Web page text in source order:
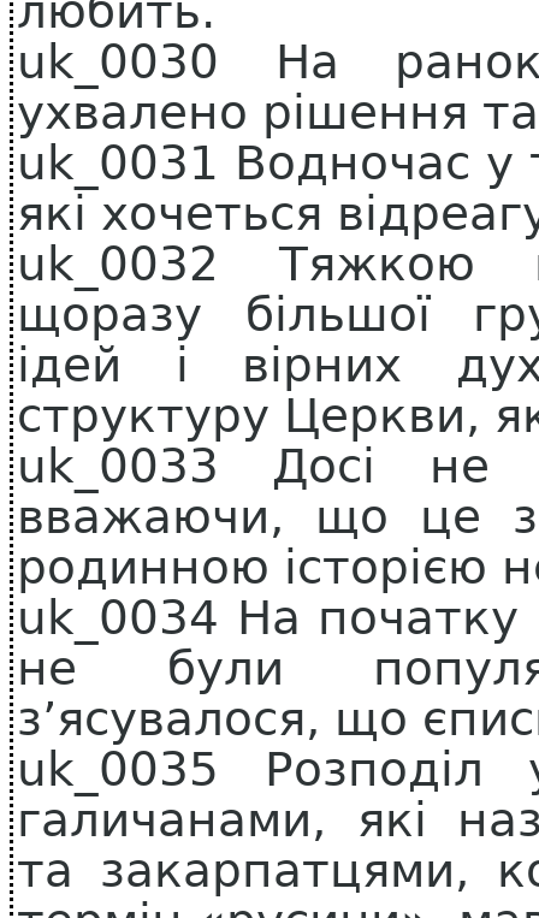
любить.
uk_0030 На
ухвалено рішення
uk_0031 Водночас у
які хочеться
uk_0032 Тяжкою
щоразу більшої
ідей і вірних
структуру Церкви,
uk_0033 Досі
вважаючи, що це
родинною історією
uk_0034 На початку
не були
з’ясувалося, що
uk_0035 Розподіл
галичанами, які
та закарпатцями,